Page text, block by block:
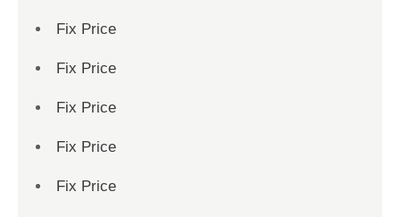
Fix Price
Fix Price
Fix Price
Fix Price
Fix Price